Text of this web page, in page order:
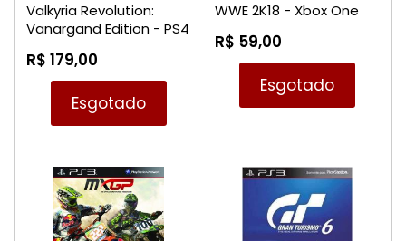
Valkyria Revolution:
Vanargand Edition - PS4
R$ 179,00
Esgotado
WWE 2K18 - Xbox One
R$ 59,00
Esgotado